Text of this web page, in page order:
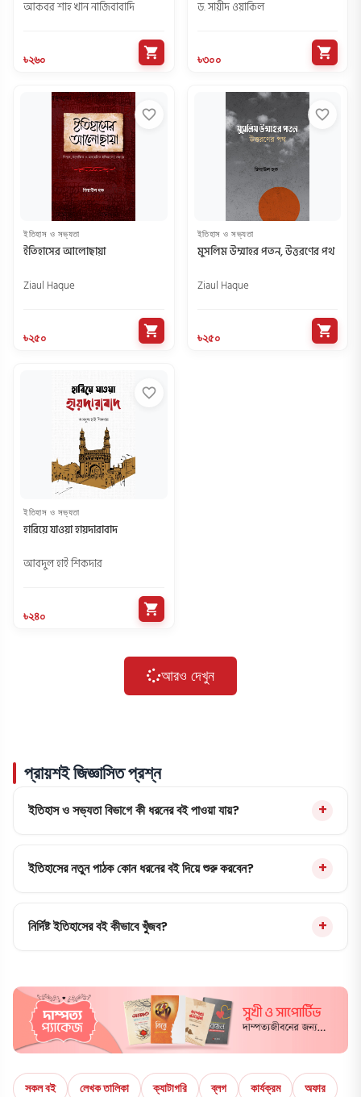
আকবর শাহ খান নাজিবাবাদি
৳২৬০ shopping_cart
ড. সায়ীদ ওয়াকিল
৳৩০০ shopping_cart
favorite_border
ইতিহাস ও সভ্যতা
ইতিহাসের আলোছায়া
Ziaul Haque
৳২৫০ shopping_cart
favorite_border
ইতিহাস ও সভ্যতা
মুসলিম উম্মাহর পতন, উত্তরণের পথ
Ziaul Haque
৳২৫০ shopping_cart
favorite_border
ইতিহাস ও সভ্যতা
হারিয়ে যাওয়া হায়দারাবাদ
আবদুল হাই শিকদার
৳২৪০ shopping_cart
আরও দেখুন
প্রায়শই জিজ্ঞাসিত প্রশ্ন
ইতিহাস ও সভ্যতা বিভাগে কী ধরনের বই পাওয়া যায়?
ইতিহাসের নতুন পাঠক কোন ধরনের বই দিয়ে শুরু করবেন?
নির্দিষ্ট ইতিহাসের বই কীভাবে খুঁজব?
সকল বই লেখক তালিকা ক্যাটাগরি ব্লগ কার্যক্রম
অফার